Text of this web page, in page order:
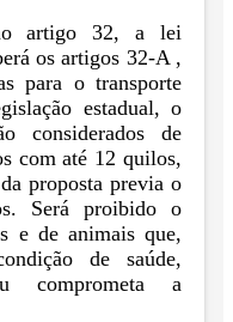
artigo 32, a lei
os artigos 32-A ,
para o transporte
estadual, o
considerados de
com até 12 quilos,
proposta previa o
Será proibido o
e de animais que,
de saúde,
comprometa a